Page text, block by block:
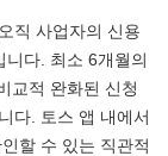
직 사업자의 신용
다. 최소 6개월의
교적 완화된 신청
다. 토스 앱 내에서
할 수 있는 직관적